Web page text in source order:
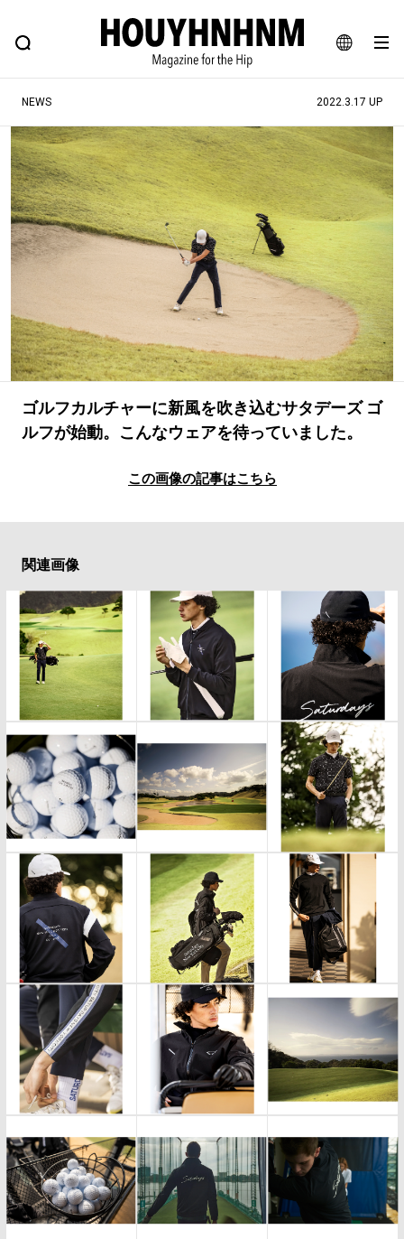
JA
EN
FEATURE BLOG SNAP
ヒップなファッション、カルチャー、ライフスタイルWEBマガジン
#注目のタグ
#SHOPPING ADDICT #憧れの逸品
#ESSENTIAL DESIGNS #古着サミット
#NEW VINTAGE #マイナーグッド図鑑
#MONTHLY JOURNAL
#フイナムのYouTube
#Commune H #FOCUS IT
#ととけん #FASHION #MUSIC #MOVIE
#LIFESTYLE #SNEAKER #OUTDOOR
#SPORTS #HANDSOME HANDBOOK
NEWS 2022.3.17 UP
ゴルフカルチャーに新風を吹き込むサタデーズ ゴ
ルフが始動。こんなウェアを待っていました。
この画像の記事はこちら
関連画像